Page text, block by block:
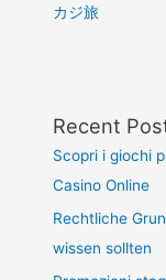
カジ旅
Recent
Scopri i giochi
Casino Online
Rechtliche
wissen sollten